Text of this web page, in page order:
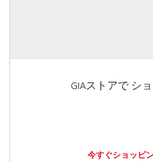
GIAストアで シ
今すぐショッピ